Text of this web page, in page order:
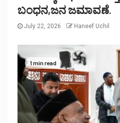
ಬಂಧನ,ಜನ ಜಮಾವಣೆ.
July 22, 2026 Haneef Uchil
1 min read